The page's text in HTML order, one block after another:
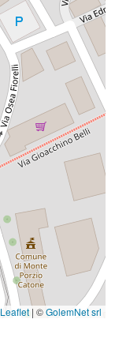
Leaflet | ©GolemNet srl